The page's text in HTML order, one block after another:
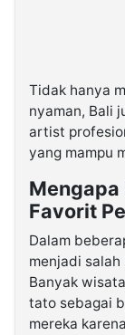
Tidak hanya
nyaman, Bali
artist
yang mampu
Mengapa
Favorit
Dalam
menjadi
Banyak
tato sebagai
mereka